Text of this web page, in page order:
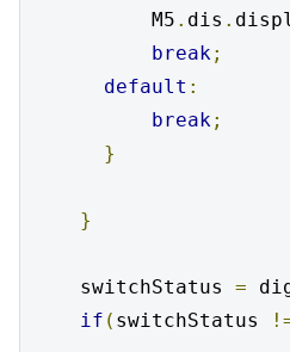
          M5
. dis .
break;
default :
break;
}
}
    switchStatus
=
if ( switchStatus